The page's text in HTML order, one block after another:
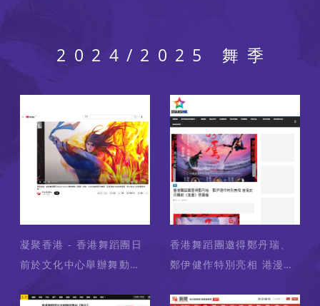
2024/2025 舞季
凝聚香港 - 香港舞蹈團日
前於文化中心舉辦舞動
香港舞蹈團邀得鄭丹瑞、
鄭伊健作特別亮相 港漫武